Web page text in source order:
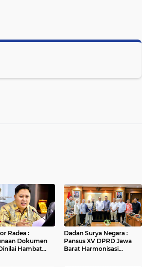
Radea :
Dokumen
Hambat
Dadan Surya Negara :
Pansus XV DPRD Jawa
Barat Harmonisasi